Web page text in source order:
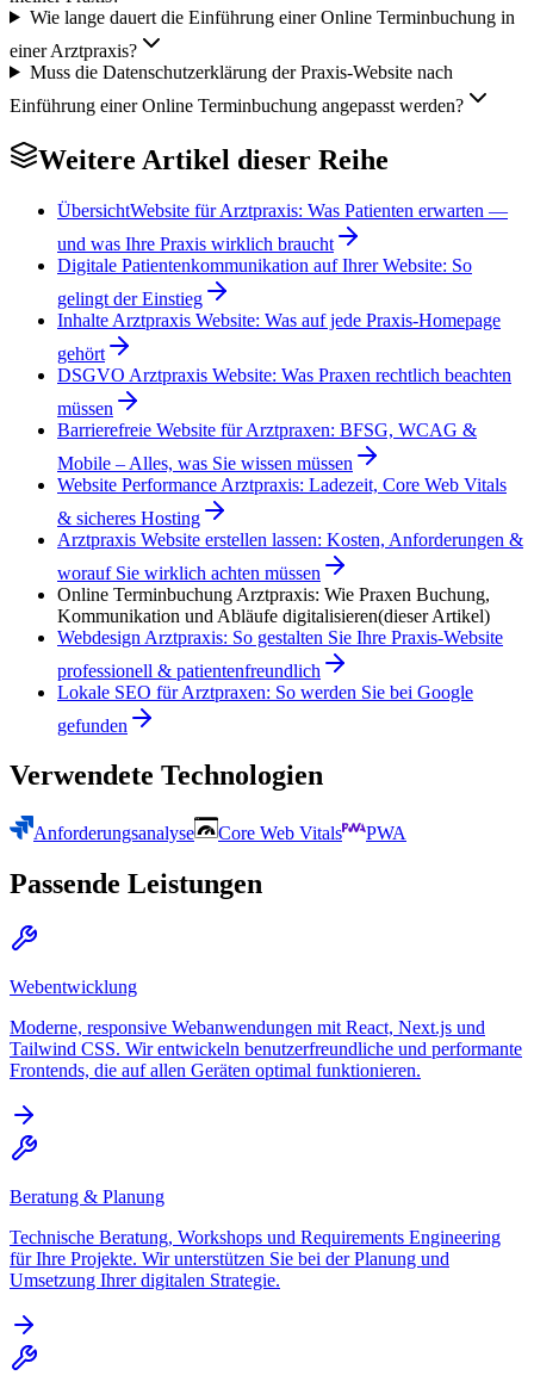
Wie lange dauert die Einführung einer Online Terminbuchung in
einer Arztpraxis?
Muss die Datenschutzerklärung der Praxis-Website nach
Einführung einer Online Terminbuchung angepasst werden?
Weitere Artikel dieser Reihe
ÜbersichtWebsite für Arztpraxis: Was Patienten erwarten —
und was Ihre Praxis wirklich braucht
Digitale Patientenkommunikation auf Ihrer Website: So
gelingt der Einstieg
Inhalte Arztpraxis Website: Was auf jede Praxis-Homepage
gehört
DSGVO Arztpraxis Website: Was Praxen rechtlich beachten
müssen
Barrierefreie Website für Arztpraxen: BFSG, WCAG &
Mobile – Alles, was Sie wissen müssen
Website Performance Arztpraxis: Ladezeit, Core Web Vitals
& sicheres Hosting
Arztpraxis Website erstellen lassen: Kosten, Anforderungen &
worauf Sie wirklich achten müssen
Online Terminbuchung Arztpraxis: Wie Praxen Buchung,
Kommunikation und Abläufe digitalisieren(dieser Artikel)
Webdesign Arztpraxis: So gestalten Sie Ihre Praxis-Website
professionell & patientenfreundlich
Lokale SEO für Arztpraxen: So werden Sie bei Google
gefunden
Verwendete Technologien
Anforderungsanalyse Core Web Vitals PWA
Passende Leistungen
Webentwicklung
Moderne, responsive Webanwendungen mit React, Next.js und
Tailwind CSS. Wir entwickeln benutzerfreundliche und performante
Frontends, die auf allen Geräten optimal funktionieren.
Beratung & Planung
Technische Beratung, Workshops und Requirements Engineering
für Ihre Projekte. Wir unterstützen Sie bei der Planung und
Umsetzung Ihrer digitalen Strategie.